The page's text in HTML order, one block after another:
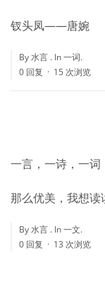
钗头凤——唐婉
By 水言 . In一词.
0 回复
15 次浏览
一言，一诗，一词
那么优美，我想读
By 水言 . In一文.
0 回复
13 次浏览